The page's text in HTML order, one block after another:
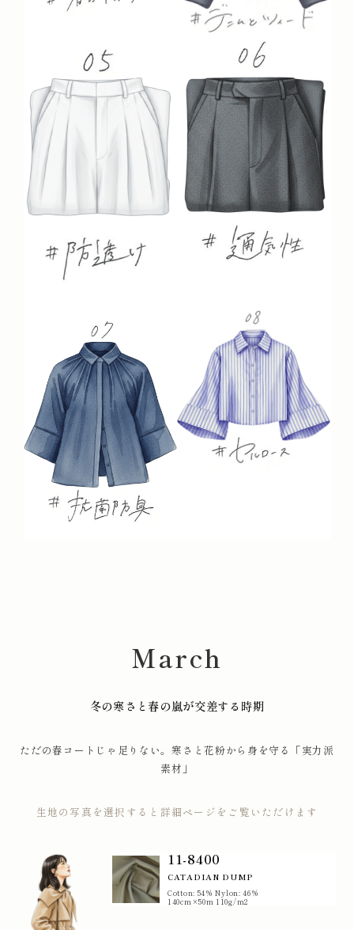
March
冬の寒さと春の嵐が交差する時期
ただの春コートじゃ足りない。寒さと花粉から身を守る「実力派
素材」
生地の写真を選択すると詳細ページをご覧いただけます
11-8400
CATADIAN DUMP
Cotton: 54% Nylon: 46%
140cm×50m 110g/m2